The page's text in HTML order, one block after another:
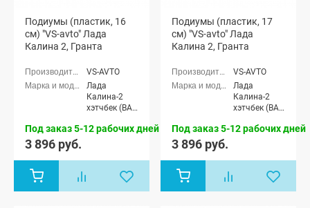
Подиумы (пластик, 16
см) "VS-avto" Лада
Калина 2, Гранта
VS-AVTO
Лада
Калина-2
хэтчбек (ВАЗ
Калина-2
Лада Гранта
седан (ВАЗ
2190), Лада
Под заказ 5-12 рабочих дней
3 896 руб.
Подиумы (пластик, 17
см) "VS-avto" Лада
Калина 2, Гранта
VS-AVTO
Лада
Калина-2
хэтчбек (ВАЗ
Калина-2
Лада Гранта
седан (ВАЗ
2190), Лада
Под заказ 5-12 рабочих дней
3 896 руб.